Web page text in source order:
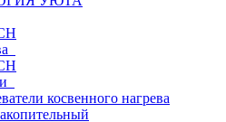
косвенного нагрева